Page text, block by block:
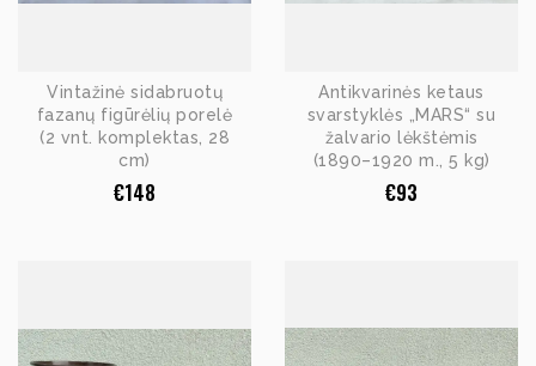
Vintažinė sidabruotų
fazanų figūrėlių porelė
(2 vnt. komplektas, 28
cm)
€148
Antikvarinės ketaus
svarstyklės „MARS“ su
žalvario lėkštėmis
(1890–1920 m., 5 kg)
€93